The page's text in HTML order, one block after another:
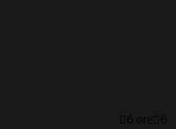
6 ore 6